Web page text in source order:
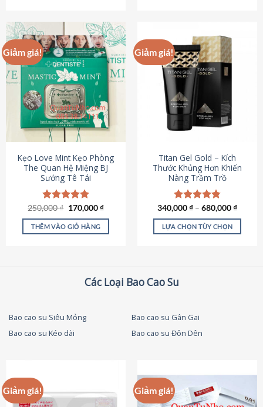
có
nhiều
biến
tùy
chọn
có
chọn
trên
trang
sản
phẩm
Giảm giá!
Kẹo Love Mint Kẹo Phòng
The Quan Hệ Miệng BJ
Sướng Tê Tái
Được xếp
hạng5.00
5 sao
250,000₫ Giá
là:
250,000 ₫.
170,000₫Giá
tại
THÊM VÀO GIỎ HÀNG
Giảm giá!
Titan Gel Gold – Kích
Thước Khủng Hơn Khiến
Nàng Trầm Trồ
Được xếp
hạng4.79
5 sao
340,000₫ – 680,000₫
LỰA CHỌN TÙY CHỌN
thể.
tùy
thể
được
chọn
Các Loại Bao Cao Su
Bao cao su Siêu Mỏng
Bao cao su Gân Gai
Bao cao su Kéo dài
Bao cao su Đôn Dên
Giảm giá! Giảm giá!